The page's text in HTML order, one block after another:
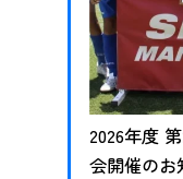
2026年度
会開催のお